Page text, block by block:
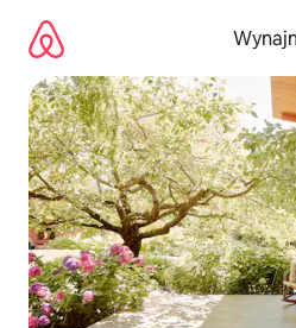
treści